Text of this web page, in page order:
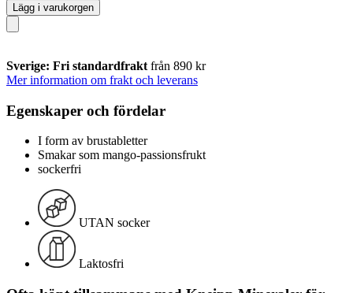
Lägg i varukorgen
Sverige: Fri standardfrakt från 890 kr
Mer information om frakt och leverans
Egenskaper och fördelar
I form av brustabletter
Smakar som mango-passionsfrukt
sockerfri
UTAN socker
Laktosfri